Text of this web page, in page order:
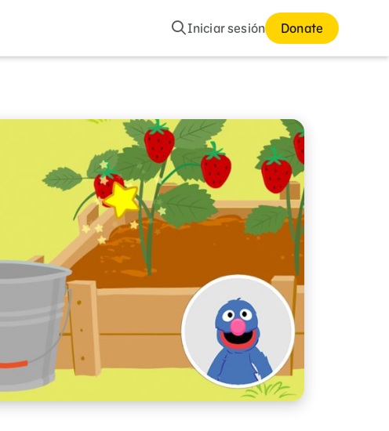
Buscar
Iniciar sesión Donate